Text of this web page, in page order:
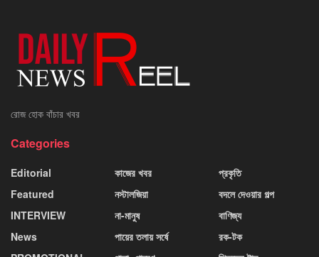
রোজ হোক বাঁচার খবর
Categories
Editorial
Featured
INTERVIEW
News
কাজের খবর
নস্টালজিয়া
না-মানুষ
পায়ের তলায় সর্ষে
প্রকৃতি
বদলে দেওয়ার গল্প
বাণিজ্য
রক-টক